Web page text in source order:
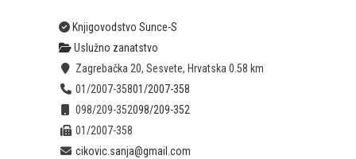
Knjigovodstvo Sunce-S
Uslužno zanatstvo
Zagrebačka 20, Sesvete, Hrvatska 0.58 km
01/2007-35801/2007-358
098/209-352098/209-352
01/2007-358
cikovic.sanja@gmail.com